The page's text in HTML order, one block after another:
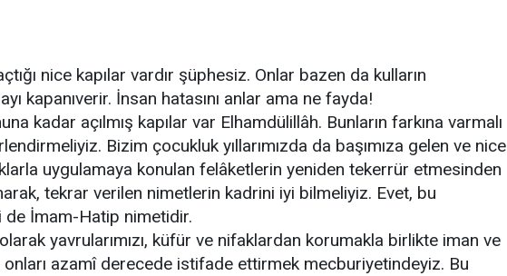
nice kapılar vardır şüphesiz. Onlar bazen da kulların
kapanıverir. İnsan hatasını anlar ama ne fayda!
kadar açılmış kapılar var Elhamdülillâh. Bunların farkına varmalı
Bizim çocukluk yıllarımızda da başımıza gelen ve nice
uygulamaya konulan felâketlerin yeniden tekerrür etmesinden
tekrar verilen nimetlerin kadrini iyi bilmeliyiz. Evet, bu
İmam-Hatip nimetidir.
yavrularımızı, küfür ve nifaklardan korumakla birlikte iman ve
azamî derecede istifade ettirmek mecburiyetindeyiz. Bu